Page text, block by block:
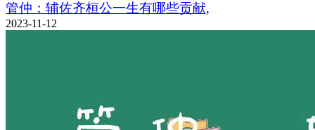
管仲：辅佐齐桓公一生有哪些贡献,
2023-11-12